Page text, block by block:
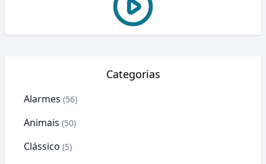
Categorias
Alarmes (56)
Animais (50)
Clássico (5)